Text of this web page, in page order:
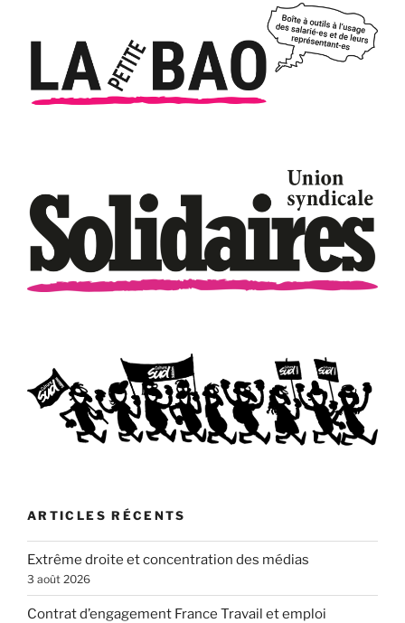
ARTICLES RÉCENTS
Extrême droite et concentration des médias
3 août 2026
Contrat d’engagement France Travail et emploi